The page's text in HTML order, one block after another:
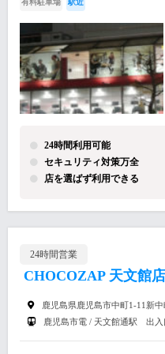
24時間利用可能
セキュリティ対策万全
店を選ばず利用できる
24時間営業
CHOCOZAP 天文館店
鹿児島県鹿児島市中町1-11新
鹿児島市電 / 天文館通駅 出